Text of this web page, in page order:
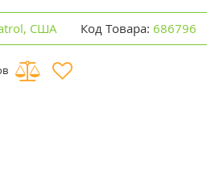
США Код Товара: 686796